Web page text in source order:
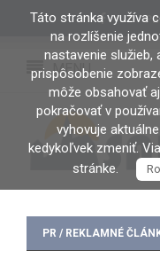
MENU
PR / REKLAMNÉ
Táto stránka využíva
na rozlíšenie
nastavenie služieb,
prispôsobenie
môže obsahovať
pokračovať v
vyhovuje
kedykoľvek zmeniť.
stránke.